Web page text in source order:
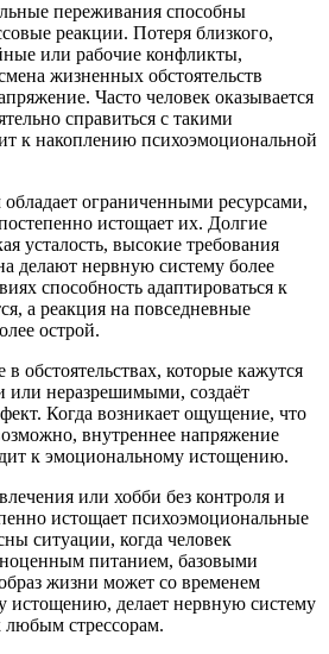
переживания способны
реакции. Потеря близкого,
или рабочие конфликты,
жизненных обстоятельств
Часто человек оказывается
справиться с такими
к накоплению психоэмоциональной
ограниченными ресурсами,
истощает их. Долгие
усталость, высокие требования
делают нервную систему более
способность адаптироваться к
а реакция на повседневные
острой.
обстоятельствах, которые кажутся
или неразрешимыми, создаёт
Когда возникает ощущение, что
внутреннее напряжение
к эмоциональному истощению.
или хобби без контроля и
истощает психоэмоциональные
ситуации, когда человек
питанием, базовыми
жизни может со временем
истощению, делает нервную систему
любым стрессорам.